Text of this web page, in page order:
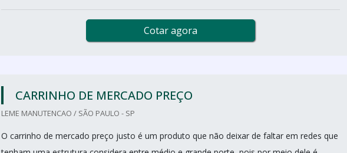
Cotar agora
CARRINHO DE MERCADO PREÇO
LEME MANUTENCAO / SÃO PAULO - SP
O carrinho de mercado preço justo é um produto que não deixar de faltar em redes que